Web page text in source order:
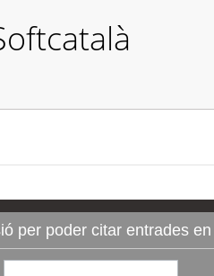
per poder citar entrades